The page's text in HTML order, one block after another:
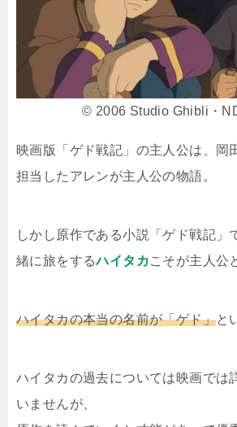
© 2006 Studio Ghibli・
映画版「ゲド戦記」の主人公は、岡
担当したアレンが主人公の物語。
しかし原作である小説「ゲド戦記」
緒に旅をするハイタカこそが主人公
ハイタカの本当の名前が「ゲド」と
ハイタカの過去については映画では
いませんが、